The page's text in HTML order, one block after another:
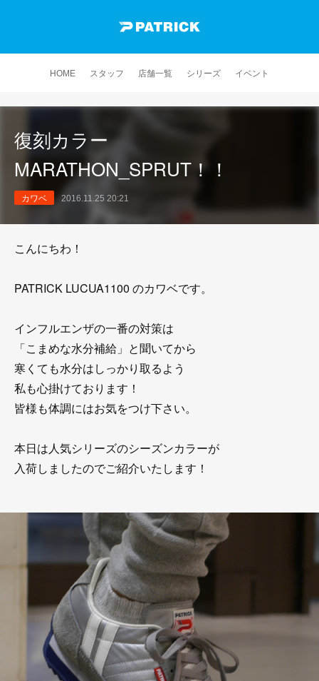
HOME スタッフ 店舗一覧 シリーズ イベント
復刻カラー
MARATHON_SPRUT！！
カワベ 2016.11.25 20:21
こんにちわ！
PATRICK LUCUA1100 のカワベです。
インフルエンザの一番の対策は
「こまめな水分補給」と聞いてから
寒くても水分はしっかり取るよう
私も心掛けております！
皆様も体調にはお気をつけ下さい。
本日は人気シリーズのシーズンカラーが
入荷しましたのでご紹介いたします！